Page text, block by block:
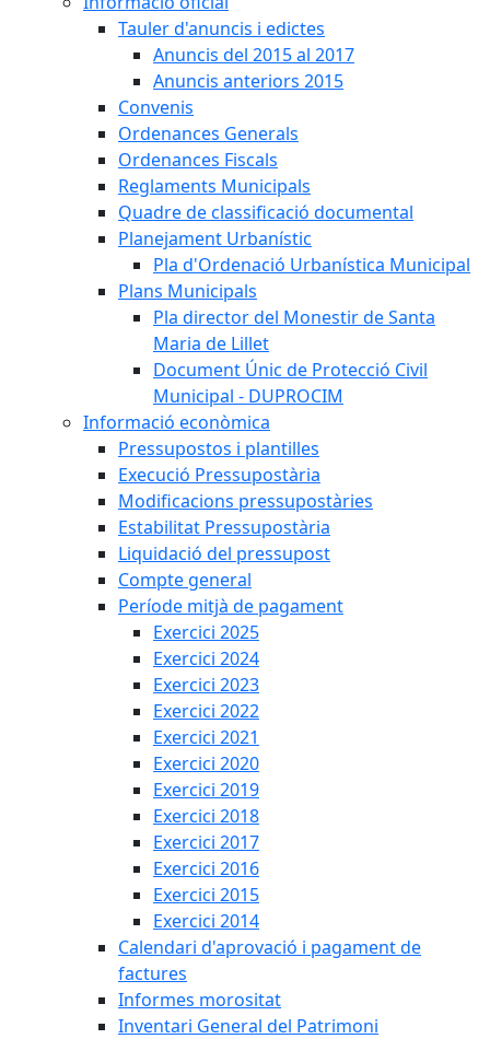
Tauler d'anuncis i edictes
Anuncis del 2015 al 2017
Anuncis anteriors 2015
Convenis
Ordenances Generals
Ordenances Fiscals
Reglaments Municipals
Quadre de classificació documental
Planejament Urbanístic
Pla d'Ordenació Urbanística Municipal
Plans Municipals
Pla director del Monestir de Santa
Maria de Lillet
Document Únic de Protecció Civil
Municipal - DUPROCIM
Informació econòmica
Pressupostos i plantilles
Execució Pressupostària
Modificacions pressupostàries
Estabilitat Pressupostària
Liquidació del pressupost
Compte general
Període mitjà de pagament
Exercici 2025
Exercici 2024
Exercici 2023
Exercici 2022
Exercici 2021
Exercici 2020
Exercici 2019
Exercici 2018
Exercici 2017
Exercici 2016
Exercici 2015
Exercici 2014
Calendari d'aprovació i pagament de
factures
Informes morositat
Inventari General del Patrimoni